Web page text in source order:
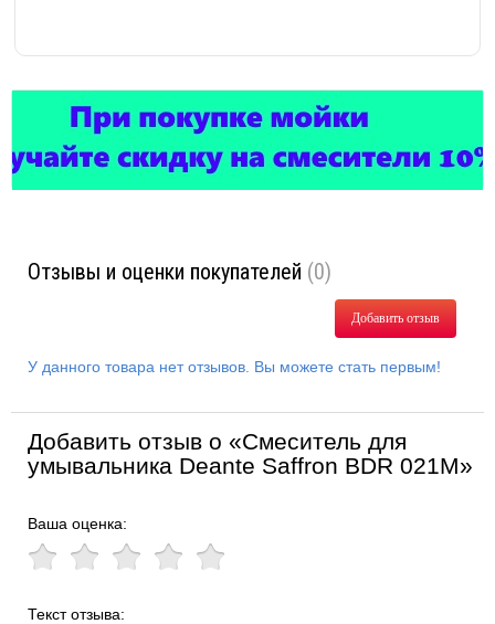
Отзывы и оценки покупателей (0)
Добавить отзыв
У данного товара нет отзывов. Вы можете стать первым!
Добавить отзыв о «Смеситель для
умывальника Deante Saffron BDR 021M»
Ваша оценка:
Текст отзыва: